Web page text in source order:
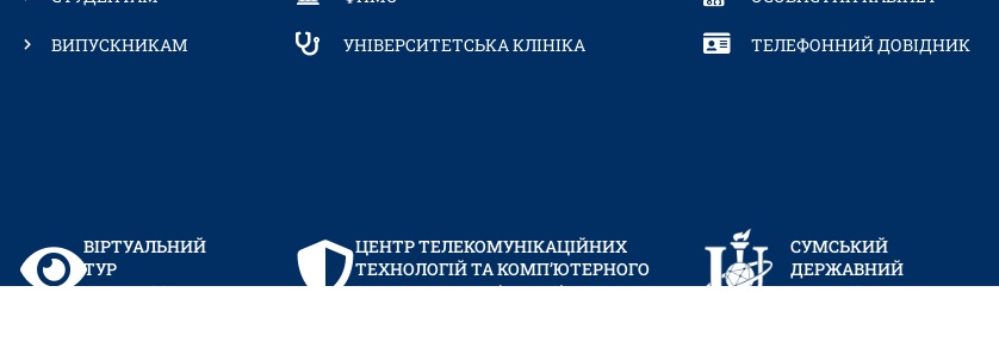
ВИПУСКНИКАМ УНІВЕРСИТЕТСЬКА КЛІНІКА ТЕЛЕФОННИЙ ДОВІДНИК
ВІРТУАЛЬНИЙ
ТУР
КАМПУСОМ
ЦЕНТР ТЕЛЕКОМУНІКАЦІЙНИХ
ТЕХНОЛОГІЙ ТА КОМП’ЮТЕРНОГО
ЗАБЕЗПЕЧЕННЯ (ЦТТКЗ).
СУМСЬКИЙ
ДЕРЖАВНИЙ
УНІВЕРСИТЕТ